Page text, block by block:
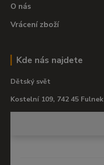
O nás
Vrácení zboží
Kde nás najdete
Dětský svět
Kostelní 109, 742 45 Fulnek